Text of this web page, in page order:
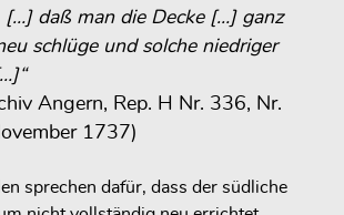
[…] daß man die Decke […] ganz
schlüge und solche niedriger
Angern, Rep. H Nr. 336, Nr.
1737)
sprechen dafür, dass der südliche